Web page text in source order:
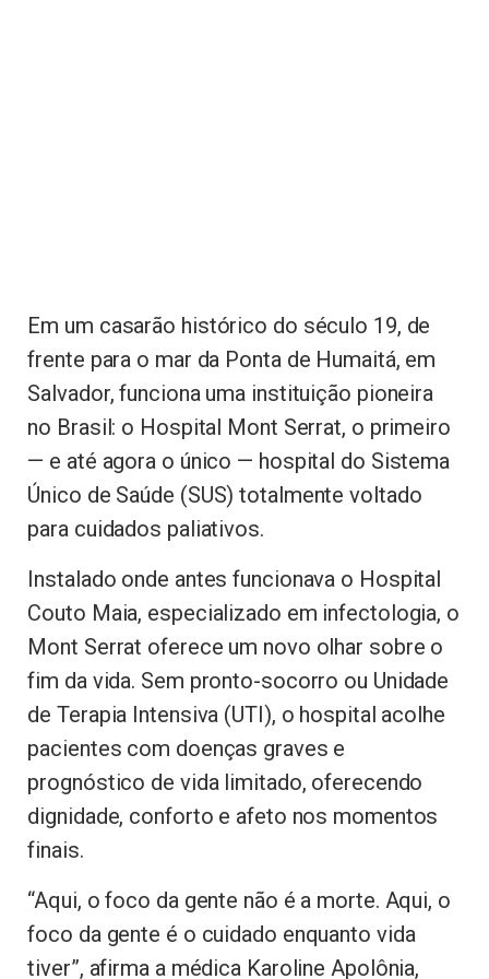
Em um casarão histórico do século 19, de
frente para o mar da Ponta de Humaitá, em
Salvador, funciona uma instituição pioneira
no Brasil: o Hospital Mont Serrat, o primeiro
— e até agora o único — hospital do Sistema
Único de Saúde (SUS) totalmente voltado
para cuidados paliativos.
Instalado onde antes funcionava o Hospital
Couto Maia, especializado em infectologia, o
Mont Serrat oferece um novo olhar sobre o
fim da vida. Sem pronto-socorro ou Unidade
de Terapia Intensiva (UTI), o hospital acolhe
pacientes com doenças graves e
prognóstico de vida limitado, oferecendo
dignidade, conforto e afeto nos momentos
finais.
“Aqui, o foco da gente não é a morte. Aqui, o
foco da gente é o cuidado enquanto vida
tiver”, afirma a médica Karoline Apolônia,